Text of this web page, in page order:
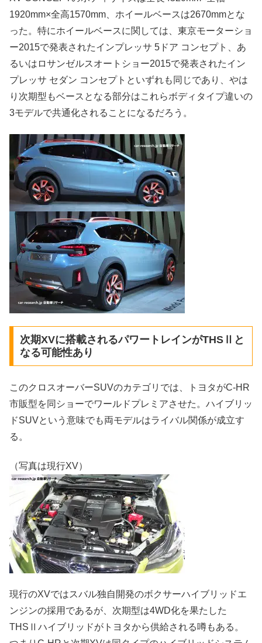
1920mm×全高1570mm、ホイールベースは2670mmとな
った。特にホイールベースに関しては、東京モーターショ
ー2015で発表されたインプレッサ 5ドア コンセプト、あ
るいはロサンゼルスオートショー2015で発表されたイン
プレッサ セダン コンセプトといずれも同じであり、やは
り次期型もベースとなる部分はこれらボディタイプ違いの
3モデルで共通化されることになるだろう。
次期XVに搭載されるパワートレインがTHSⅡと
なる可能性あり
このクロスオーバーSUVのカテゴリでは、トヨタがC-HR
市販型を同ショーでワールドプレミアさせた。ハイブリッ
ドSUVという意味でも両モデルはライバル関係が成立す
る。
（写真は現行XV）
現行のXVではスバル独自開発のボクサーハイブリッドエ
ンジンの採用であるが、次期型は4WD化を果たした
THSⅡハイブリッドがトヨタから供給される噂もある。